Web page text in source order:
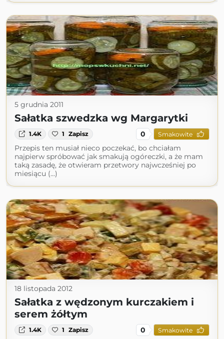
5 grudnia 2011
Sałatka szwedzka wg Margarytki
1.4K 1 Zapisz 0 Smakowite
Przepis ten musiał nieco poczekać, bo chciałam
najpierw spróbować jak smakują ogóreczki, a że mam
taką zasadę, że otwieram przetwory najwcześniej po
miesiącu (...)
18 listopada 2012
Sałatka z wędzonym kurczakiem i
serem żółtym
1.4K 1 Zapisz 0 Smakowite